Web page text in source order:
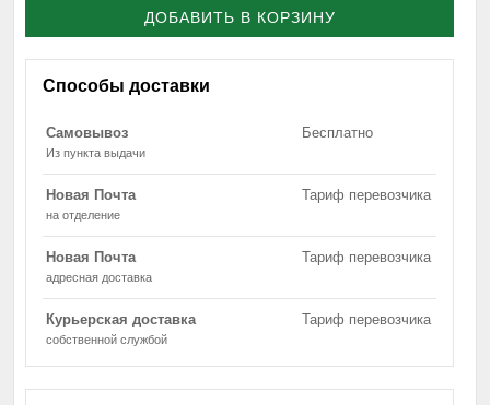
ДОБАВИТЬ В КОРЗИНУ
Способы доставки
Самовывоз
Из пункта выдачи
Бесплатно
Новая Почта
на отделение
Тариф перевозчика
Новая Почта
адресная доставка
Тариф перевозчика
Курьерская доставка
собственной службой
Тариф перевозчика